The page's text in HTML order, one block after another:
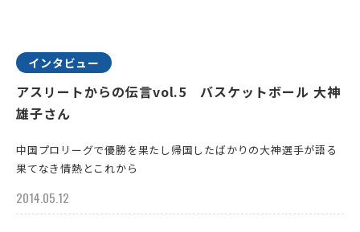
インタビュー
アスリートからの伝言vol.5 バスケットボール 大神
雄子さん
中国プロリーグで優勝を果たし帰国したばかりの大神選手が語る
果てなき情熱とこれから
2014.05.12